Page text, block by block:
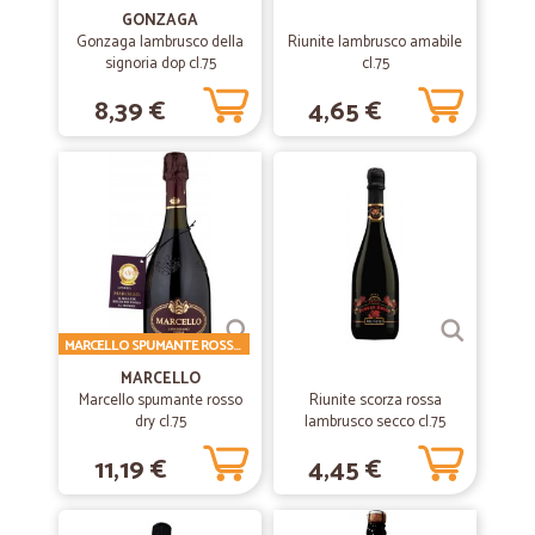
— Anni F.
tutto va bene.
tutto va bene.
—Luigia B.
Servizio rapido ed efficiente
Servizio rapido ed efficiente. Prodotti deperibili consegnati refrigerati
e sottovuoto. ottima qualità dei freschi.
03/07/2019
—Moreno A.
Soddisfatto
Soddisfatto
19/05/2019
Elisa M.
GONZAGA
Gonzaga lambrusco della
signoria dop cl.75
8,39 €
Riunite lambrusco amabile
cl.75
4,65 €
MARCELLO
Marcello spumante rosso
dry cl.75
MARCELLO SPUMANTE ROSSO DRY CL.75
11,19 €
Riunite scorza rossa
lambrusco secco cl.75
4,45 €